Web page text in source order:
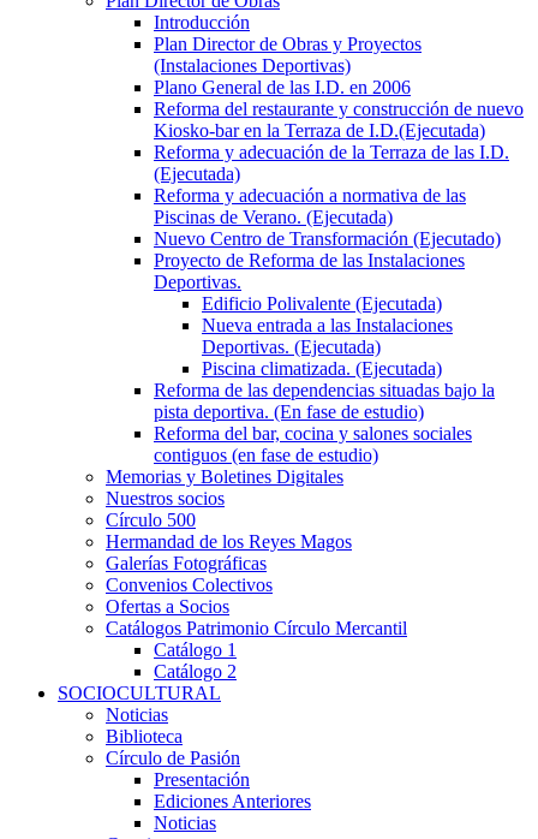
Introducción
Plan Director de Obras y Proyectos
(Instalaciones Deportivas)
Plano General de las I.D. en 2006
Reforma del restaurante y construcción de nuevo
Kiosko-bar en la Terraza de I.D.(Ejecutada)
Reforma y adecuación de la Terraza de las I.D.
(Ejecutada)
Reforma y adecuación a normativa de las
Piscinas de Verano. (Ejecutada)
Nuevo Centro de Transformación (Ejecutado)
Proyecto de Reforma de las Instalaciones
Deportivas.
Edificio Polivalente (Ejecutada)
Nueva entrada a las Instalaciones
Deportivas. (Ejecutada)
Piscina climatizada. (Ejecutada)
Reforma de las dependencias situadas bajo la
pista deportiva. (En fase de estudio)
Reforma del bar, cocina y salones sociales
contiguos (en fase de estudio)
Memorias y Boletines Digitales
Nuestros socios
Círculo 500
Hermandad de los Reyes Magos
Galerías Fotográficas
Convenios Colectivos
Ofertas a Socios
Catálogos Patrimonio Círculo Mercantil
Catálogo 1
Catálogo 2
SOCIOCULTURAL
Noticias
Biblioteca
Círculo de Pasión
Presentación
Ediciones Anteriores
Noticias